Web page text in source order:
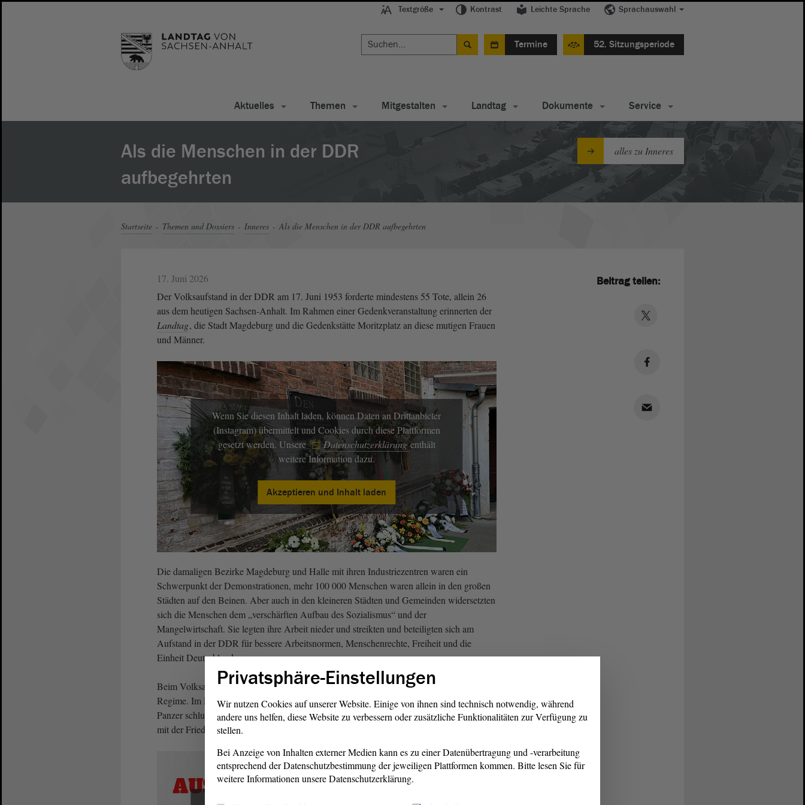
Textgröße Kontrast Leichte Sprache Sprachauswahl
Termine 52. Sitzungsperiode
Aktuelles Themen Mitgestalten Landtag Dokumente Service
Als die Menschen in der DDR
aufbegehrten
alles zu Inneres
Startseite Themen und Dossiers Inneres Als die Menschen in der DDR aufbegehrten
17. Juni 2026
Der Volksaufstand in der DDR am 17. Juni 1953 forderte mindestens 55 Tote, allein 26
aus dem heutigen Sachsen-Anhalt. Im Rahmen einer Gedenkveranstaltung erinnerten der
Landtag, die Stadt Magdeburg und die Gedenkstätte Moritzplatz an diese mutigen Frauen
und Männer.
Wenn Sie diesen Inhalt laden, können Daten an Drittanbieter
(Instagram) übermittelt und Cookies durch diese Plattformen
gesetzt werden. Unsere
Datenschutzerklärungenthält
weitere Information dazu.
Akzeptieren und Inhalt laden
Die damaligen Bezirke Magdeburg und Halle mit ihren Industriezentren waren ein
Schwerpunkt der Demonstrationen, mehr 100 000 Menschen waren allein in den großen
Städten auf den Beinen. Aber auch in den kleineren Städten und Gemeinden widersetzten
sich die Menschen dem „verschärften Aufbau des Sozialismus“ und der
Mangelwirtschaft. Sie legten ihre Arbeit nieder und streikten und beteiligten sich am
Aufstand in der DDR für bessere Arbeitsnormen, Menschenrechte, Freiheit und die
Einheit Deutschlands.
Beim Volksaufstand 1953 erhoben sich die Menschen zum ersten Mal gegen das DDR-
Regime. Im Laufe des Tages wurde der Ausnahmezustand ausgerufen und sowjetische
Panzer schlugen den Aufstand nieder. Danach dauerte es weitere 36 Jahre bis die Diktatur
mit der Friedlichen Revolution 1989 stürzte.
Beitrag teilen:
Privatsphäre-Einstellungen
Wir nutzen Cookies auf unserer Website. Einige von ihnen sind technisch notwendig, während
andere uns helfen, diese Website zu verbessern oder zusätzliche Funktionalitäten zur Verfügung zu
stellen.
Bei Anzeige von Inhalten externer Medien kann es zu einer Datenübertragung und -verarbeitung
entsprechend der Datenschutzbestimmung der jeweiligen Plattformen kommen. Bitte lesen Sie für
weitere Informationen unsere Datenschutzerklärung.